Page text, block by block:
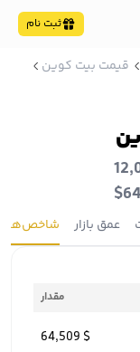
ثبت نام
قیمت بیت کوین
عمق بازار شاخص‌ها
مقدار
64,509 $